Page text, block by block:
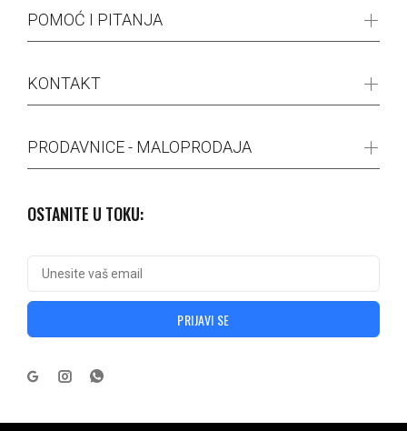
OSTANITE U TOKU:
PRIJAVI SE
POMOĆ I PITANJA
KONTAKT
PRODAVNICE - MALOPRODAJA